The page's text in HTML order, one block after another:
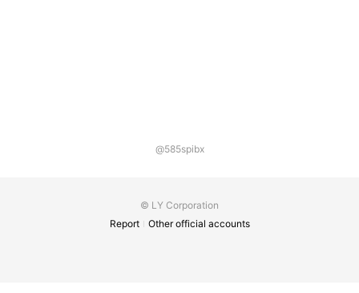
@585spibx
© LY Corporation
Report
Other official accounts